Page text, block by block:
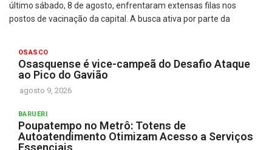
último sábado, 8 de agosto, enfrentaram extensas filas nos
postos de vacinação da capital. A busca ativa por parte da
OSASCO
Osasquense é vice-campeã do Desafio Ataque
ao Pico do Gavião
agosto 9, 2026
BARUERI
Poupatempo no Metrô: Totens de
Autoatendimento Otimizam Acesso a Serviços